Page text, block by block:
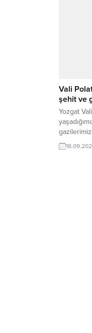
Vali
şehit ve
Yozgat